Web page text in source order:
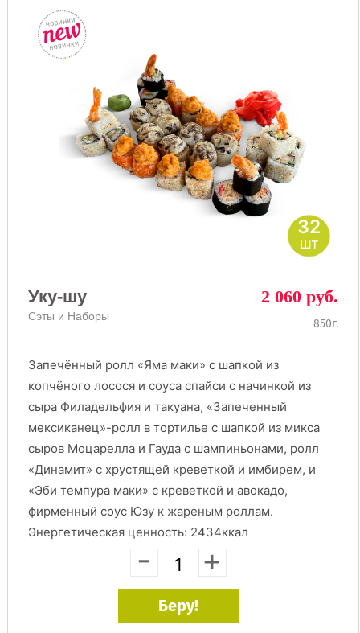
32
шт
Уку-шу
Сэты и Наборы
2 060 руб.
850г.
Запечённый ролл «Яма маки» с шапкой из
копчёного лосося и соуса спайси с начинкой из
сыра Филадельфия и такуана, «Запеченный
мексиканец»-ролл в тортилье с шапкой из микса
сыров Моцарелла и Гауда с шампиньонами, ролл
«Динамит» с хрустящей креветкой и имбирем, и
«Эби темпура маки» с креветкой и авокадо,
фирменный соус Юзу к жареным роллам.
Энергетическая ценность: 2434ккал
- +
Беру!